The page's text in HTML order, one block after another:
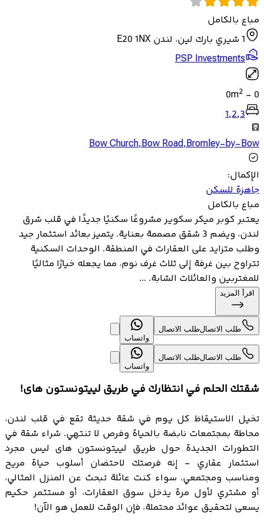
مباع بالكامل
1 شيري بارك لين، لندن E20 1NX
PSP Investments
0
-
0m2
1,2,3
Bow Church,Bow Road,Bromley-by-Bow
الإكمال:
جاهزة للسكن
مباع بالكامل
يعتبر كوبر ميكر سكوير مشروعًا سكنيًا جديدًا في قلب شرق
لندن، ويضم 3 شقق مصممة بعناية. يتميز بعائد استثمار جيد
وطلب متزايد على العقارات في المنطقة. الوحدات السكنية
تتراوح بين غرفة إلى ثلاث غرف نوم، مما يجعله خيارًا مثاليًا
للمغتربين والعائلات الشابة. ...
اقرأ المزيد
طلب الاتصالطلب الاتصال
واتساب
طلب الاتصالطلب الاتصال
واتساب
شقتك الحلم في انتظارك في طريق لييتونستون هاى!
تخيل الاستيقاظ كل يوم في شقة حديثة تقع في قلب لندن،
محاطة بمجتمعات نابضة بالحياة وفرص لا تنتهي. شراء شقة في
التطورات الجديدة حول طريق لييتونستون هاى ليس مجرد
استثمار عقاري - إنه فرصتك لاحتضان أسلوب حياة مريح
ومناسب ومجتمعي. سواء كنت عائلة تبحث عن المنزل المثالي،
أو مشتري لأول مرة يدخل سوق العقارات، أو مستثمر حكيم
يسعى لتحقيق عوائد محتملة، فإن الوقت للعمل هو الآن!